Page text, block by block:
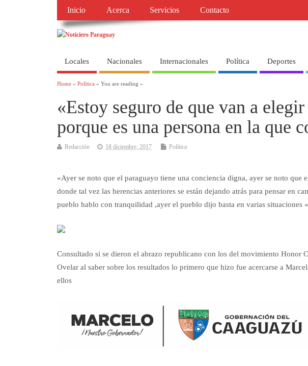
Inicio Acerca Servicios Contacto
Locales Nacionales Internacionales Política Deportes
Home » Política » You are reading »
«Estoy seguro de que van a
porque es una persona en la que
Redacción 18 diciembre, 2017 Política
«Ayer se noto que el paraguayo tiene una conciencia digna, ayer se noto que
donde tal vez las herencias anteriores se están dejando atrás para pensar en
pueblo hablo con tranquilidad ,ayer el pueblo dijo basta en varias situaciones
Consultado si se dieron el abrazo republicano con los del movimiento Honor
Ovelar al saber sobre los resultados lo primero que hizo fue acercarse a
ellos